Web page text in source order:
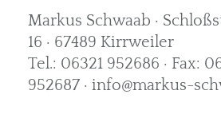
Markus Schwaab ·
16 · 67489 Kirrweiler
Tel.: 06321 952686 · Fax:
952687 · info@markus-